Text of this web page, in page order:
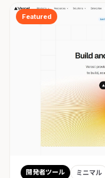
Featured
開発者ツール ミニマル